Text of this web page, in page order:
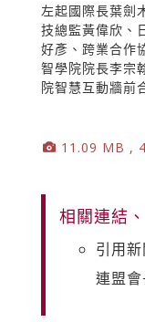
左起國際長葉劍
技總監黃偉欣、
好彥、跨業合作
智學院院長李宗
院智慧互動牆前
11.09 MB ,
相關連結
引用
連盟